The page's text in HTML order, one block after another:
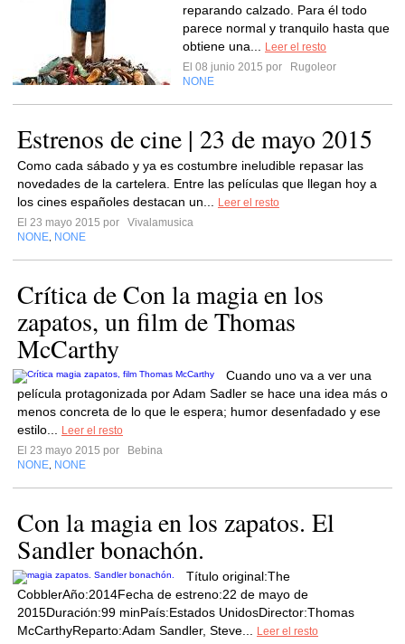
reparando calzado. Para él todo
parece normal y tranquilo hasta que
obtiene una...
Leer el resto
El 08 junio 2015 por
Rugoleor
NONE
Estrenos de cine | 23 de mayo 2015
Como cada sábado y ya es costumbre ineludible repasar las
novedades de la cartelera. Entre las películas que llegan hoy a
los cines españoles destacan un...
Leer el resto
El 23 mayo 2015 por
Vivalamusica
NONE NONE
Crítica de Con la magia en los
zapatos, un film de Thomas
McCarthy
Cuando uno va a ver una
película protagonizada por Adam Sadler se hace una idea más o
menos concreta de lo que le espera; humor desenfadado y ese
estilo...
Leer el resto
El 23 mayo 2015 por
Bebina
NONE NONE
Con la magia en los zapatos. El
Sandler bonachón.
Título original:The
CobblerAño:2014Fecha de estreno:22 de mayo de
2015Duración:99 minPaís:Estados UnidosDirector:Thomas
McCarthyReparto:Adam Sandler, Steve...
Leer el resto